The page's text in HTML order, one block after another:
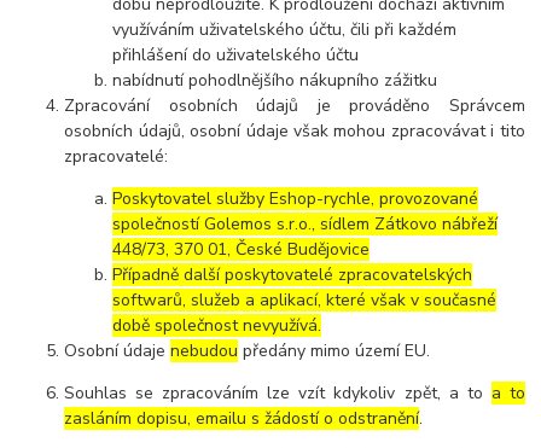
dobu neprodloužíte. K prodloužení dochází aktivním
využíváním uživatelského účtu, čili při každém
přihlášení do uživatelského účtu
nabídnutí pohodlnějšího nákupního zážitku
Zpracování osobních údajů je prováděno Správcem
osobních údajů, osobní údaje však mohou zpracovávat i tito
zpracovatelé:
Poskytovatel služby Eshop-rychle, provozované
společností Golemos s.r.o., sídlem Zátkovo nábřeží
448/73, 370 01, České Budějovice
Případně další poskytovatelé zpracovatelských
softwarů, služeb a aplikací, které však v současné
době společnost nevyužívá.
Osobní údajenebudou předány mimo území EU.
Souhlas se zpracováním lze vzít kdykoliv zpět, a to a to
zasláním dopisu, emailu s žádostí o odstranění.